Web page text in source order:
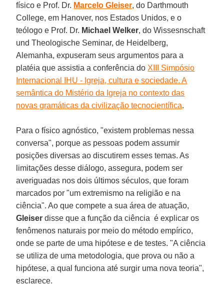
físico e Prof. Dr. Marcelo Gleiser, do Darthmouth
College, em Hanover, nos Estados Unidos, e o
teólogo e Prof. Dr. Michael Welker, do Wissesnschaft
und Theologische Seminar, de Heidelberg,
Alemanha, expuseram seus argumentos para a
platéia que assistia a conferência do XIII Simpósio
Internacional IHU - Igreja, cultura e sociedade. A
semântica do Mistério da Igreja no contexto das
novas gramáticas da civilização tecnocientífica.
Para o físico agnóstico, "existem problemas nessa
conversa", porque as pessoas podem assumir
posições diversas ao discutirem esses temas. As
limitações desse diálogo, assegura, podem ser
averiguadas nos dois últimos séculos, que foram
marcados por "um extremismo na religião e na
ciência". Ao que compete a sua área de atuação,
Gleiserdisse que a função da ciência é explicar os
fenômenos naturais por meio do método empírico,
onde se parte de uma hipótese e de testes. "A ciência
se utiliza de uma metodologia, que prova ou não a
hipótese, a qual funciona até surgir uma nova teoria",
esclarece.